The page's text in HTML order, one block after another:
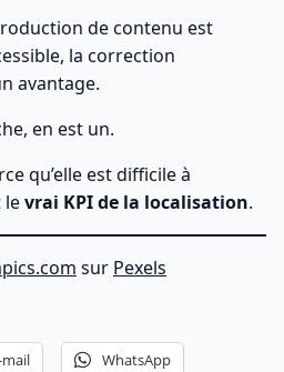
de contenu est
la correction
avantage.
en est un.
qu’elle est difficile à
levrai KPI de la localisation.
sur Pexels
mail WhatsApp